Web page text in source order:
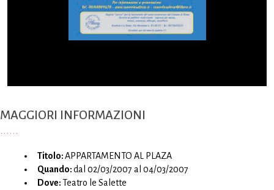
MAGGIORI INFORMAZIONI
Titolo:APPARTAMENTO AL PLAZA
Quando:dal 02/03/2007 al 04/03/2007
Dove:Teatro le Salette